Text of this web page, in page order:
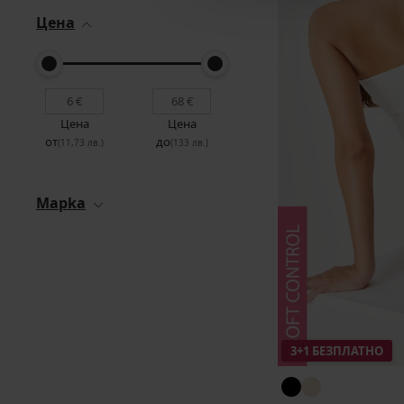
Цена
Цена
от(11,73 лв.)
Цена
до(133 лв.)
Mapka
3+1 БЕЗПЛАТНО